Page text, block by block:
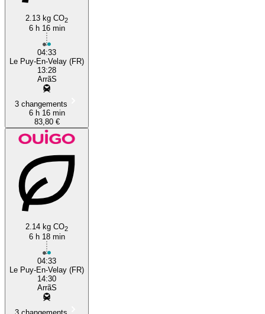
2.13 kg CO2
6 h 16 min
04:33
Le Puy-En-Velay (FR)
13:28
ArrãS
3 changements
6 h 16 min
83,80 €
2.14 kg CO2
6 h 18 min
04:33
Le Puy-En-Velay (FR)
14:30
ArrãS